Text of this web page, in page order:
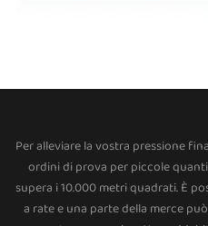
Per alleviare la vostra pressione
ordini di prova per piccole
supera i 10.000 metri quadrati. È
a rate e una parte della merce